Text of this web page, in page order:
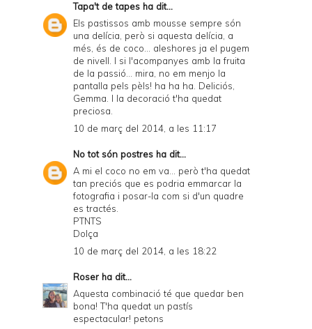
i
e
d
n
d
D
Tapa't de tapes ha dit...
Els pastissos amb mousse sempre són
una delícia, però si aquesta delícia, a
més, és de coco... aleshores ja el pugem
de nivell. I si l'acompanyes amb la fruita
de la passió... mira, no em menjo la
pantalla pels pèls! ha ha ha. Deliciós,
Gemma. I la decoració t'ha quedat
preciosa.
10 de març del 2014, a les 11:17
No tot són postres ha dit...
A mi el coco no em va... però t'ha quedat
tan preciós que es podria emmarcar la
fotografia i posar-la com si d'un quadre
es tractés.
PTNTS
Dolça
10 de març del 2014, a les 18:22
Roser ha dit...
Aquesta combinació té que quedar ben
bona! T'ha quedat un pastís
espectacular! petons